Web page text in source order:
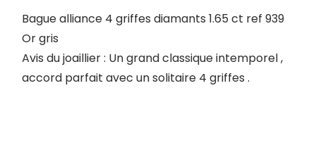
Bague alliance 4 griffes diamants 1.65 ct ref 939
Or gris
Avis du joaillier : Un grand classique intemporel ,
accord parfait avec un solitaire 4 griffes .